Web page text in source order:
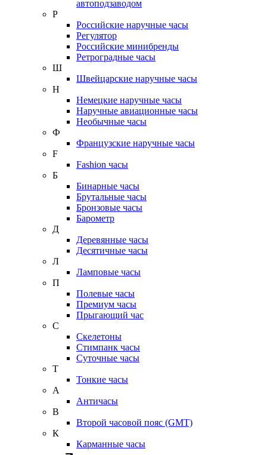
автоподзаводом
Р
Российские наручные часы
Регулятор
Российские минибренды
Ретроградные часы
Ш
Швейцарские наручные часы
Н
Немецкие наручные часы
Наручные авиационные часы
Необычные часы
Ф
Французские наручные часы
F
Fashion часы
Б
Бинарные часы
Брутальные часы
Бронзовые часы
Барометр
Д
Деревянные часы
Десятичные часы
Л
Ламповые часы
П
Полевые часы
Премиум часы
Прыгающий час
С
Скелетоны
Стимпанк часы
Суточные часы
Т
Тонкие часы
А
Античасы
В
Второй часовой пояс (GMT)
К
Карманные часы